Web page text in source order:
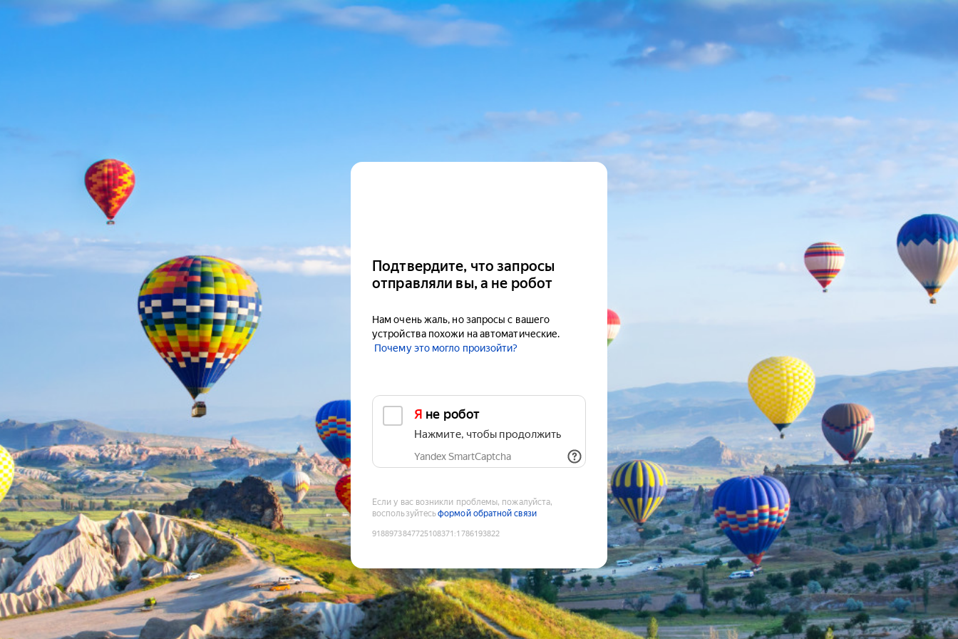
Подтвердите, что запросы
отправляли вы, а не робот
Нам очень жаль, но запросы с вашего
устройства похожи на автоматические.
Почему это могло произойти?
Я не робот
Нажмите, чтобы продолжить
Yandex SmartCaptcha
Если у вас возникли проблемы, пожалуйста,
воспользуйтесьформой обратной связи
9188973847725108371 :1786193822